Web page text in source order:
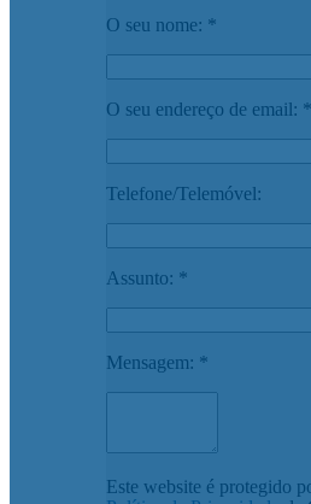
O seu nome: *
O seu endereço de email: *
Telefone/Telemóvel:
Assunto: *
Mensagem: *
Este website é protegido